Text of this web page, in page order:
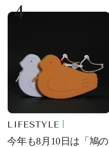
4
LIFESTYLE
今年も8月10日は「鳩の